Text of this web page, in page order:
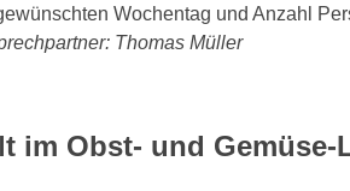
Wochentag und Anzahl
Thomas Müller
im Obst- und